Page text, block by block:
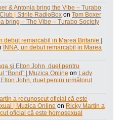
& Antonia bring the Vibe – Turabo
| Stirile RadioBox on Tom Boxer
bring – The Vibe – Turabo Society
debut remarcabil in Marea Britanie |
INNA, un debut remarcabil in Marea
şi Elton John, duet pentru
“Bond” | Muzica Online on Lady
John, duet pentru următorul
a recunoscut oficial că este
| Muzica Online on Ricky Martin a
oficial că este homosexual